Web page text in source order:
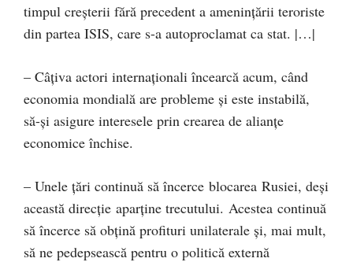
timpul creşterii fără precedent a ameninţării teroriste
din partea ISIS, care s-a autoproclamat ca stat. |…|
– Câțiva actori internaţionali încearcă acum, când
economia mondială are probleme și este instabilă,
să-și asigure interesele prin crearea de alianţe
economice închise.
– Unele ţări continuă să încerce blocarea Rusiei, deşi
această direcţie aparține trecutului. Acestea continuă
să încerce să obţină profituri unilaterale şi, mai mult,
să ne pedepsească pentru o politică externă